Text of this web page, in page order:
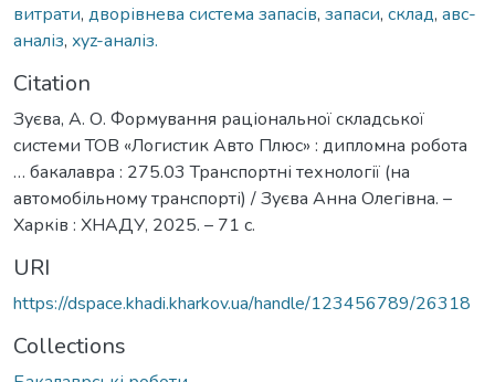
витрати, дворівнева система запасів, запаси, склад, авс-
аналіз, xyz-аналіз.
Citation
Зуєва, А. О. Формування раціональної складської
системи ТОВ «Логистик Авто Плюс» : дипломна робота
… бакалавра : 275.03 Транспортні технології (на
автомобільному транспорті) / Зуєва Анна Олегівна. –
Харків : ХНАДУ, 2025. – 71 с.
URI
https://dspace.khadi.kharkov.ua/handle/123456789/26318
Collections